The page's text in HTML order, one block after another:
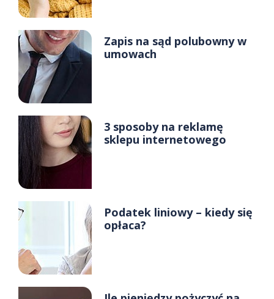
Zapis na sąd polubowny w
umowach
3 sposoby na reklamę
sklepu internetowego
Podatek liniowy – kiedy się
opłaca?